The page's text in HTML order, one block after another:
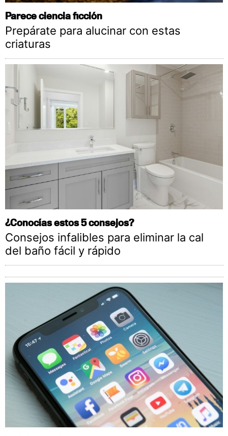
Parece ciencia ficción
Prepárate para alucinar con estas
criaturas
¿Conocías estos 5 consejos?
Consejos infalibles para eliminar la cal
del baño fácil y rápido